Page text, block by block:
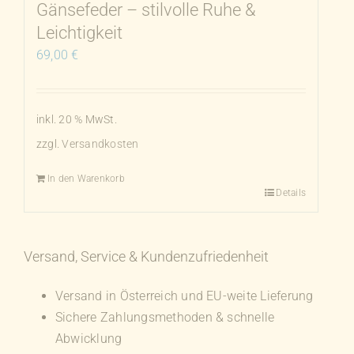
werden
Gänsefeder – stilvolle Ruhe &
Leichtigkeit
69,00€
inkl. 20 % MwSt.
zzgl.Versandkosten
In den Warenkorb
Details
Versand, Service & Kundenzufriedenheit
Versand in Österreich und EU-weite Lieferung
Sichere Zahlungsmethoden & schnelle
Abwicklung